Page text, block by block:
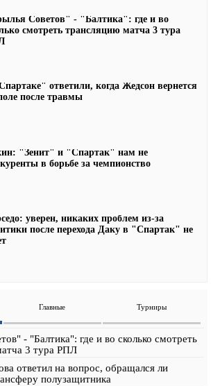
Советов" - "Балтика": где и во
смотреть трансляцию матча 3 тура
ответили, когда Жедсон вернется
после травмы
"Зенит" и "Спартак" нам не
в борьбе за чемпионство
уверен, никаких проблем из-за
после перехода Даку в "Спартак" не
Главные Турниры
- "Балтика": где и во сколько смотреть
3 тура РПЛ
ответил на вопрос, обращался ли
полузащитника